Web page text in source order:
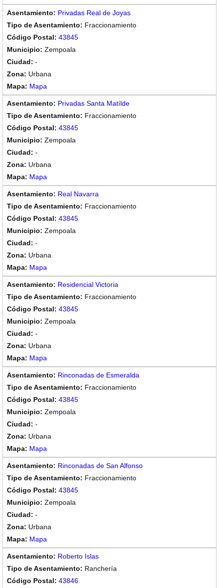
Privadas Real de Joyas
Fraccionamiento
43845
Zempoala
-
Urbana
Mapa
Privadas Santa Matílde
Fraccionamiento
43845
Zempoala
-
Urbana
Mapa
Real Navarra
Fraccionamiento
43845
Zempoala
-
Urbana
Mapa
Residencial Victoria
Fraccionamiento
43845
Zempoala
-
Urbana
Mapa
Rinconadas de Esmeralda
Fraccionamiento
43845
Zempoala
-
Urbana
Mapa
Rinconadas de San Alfonso
Fraccionamiento
43845
Zempoala
-
Urbana
Mapa
Roberto Islas
Ranchería
43846